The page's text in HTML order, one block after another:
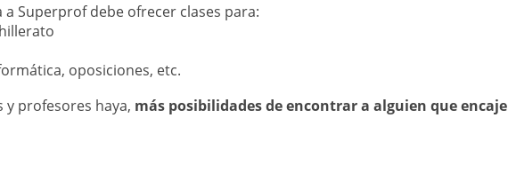
Superprof debe ofrecer clases para:
oposiciones, etc.
y profesores haya, más posibilidades de encontrar a alguien que encaje